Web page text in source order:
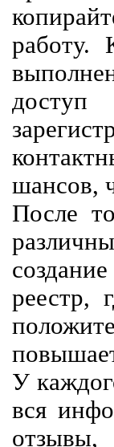
работу.
шансов,
После
реестр,
У
вся
отзывы,